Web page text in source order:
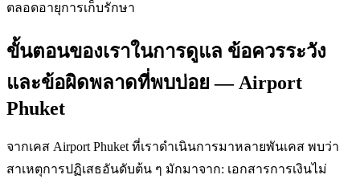
ตลอดอายุการเก็บรักษา
ขั้นตอนของเราในการดูแล ข้อควรระวัง
และข้อผิดพลาดที่พบบ่อย — Airport
Phuket
จากเคส Airport Phuket ที่เราดำเนินการมาหลายพันเคส พบว่า
สาเหตุการปฏิเสธอันดับต้น ๆ มักมาจาก: เอกสารการเงินไม่